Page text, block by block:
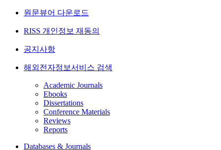
원문뷰어 다운로드
RISS 개인정보 재동의
공지사항
해외전자정보서비스 검색
Academic Journals
Ebooks
Dissertations
Conference Materials
Reviews
Reports
Databases & Journals